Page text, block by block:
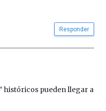
Responder
históricos pueden llegar a